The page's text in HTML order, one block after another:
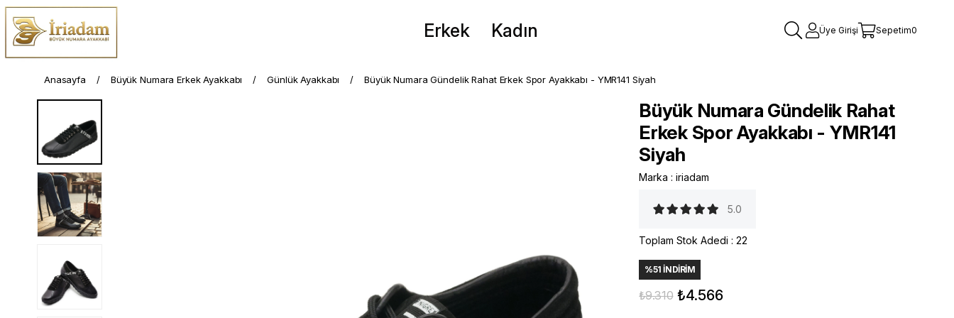
Erkek Kadın Üye Girişi Sepetim0
Anasayfa Büyük Numara Erkek Ayakkabı Günlük Ayakkabı Büyük Numara Gündelik Rahat Erkek Spor Ayakkabı - YMR141 Siyah
Büyük Numara Gündelik Rahat
Erkek Spor Ayakkabı - YMR141
Siyah
Marka : iriadam
5.0
Toplam Stok Adedi : 22
%51 İNDIRIM
₺9.310 ₺4.566